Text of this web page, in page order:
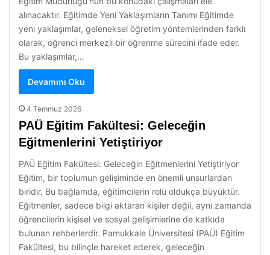
alınacaktır. Eğitimde Yeni Yaklaşımların Tanımı Eğitimde
yeni yaklaşımlar, geleneksel öğretim yöntemlerinden farklı
olarak, öğrenci merkezli bir öğrenme sürecini ifade eder.
Bu yaklaşımlar,…
Devamını Oku
4 Temmuz 2026
PAÜ Eğitim Fakültesi: Geleceğin
Eğitmenlerini Yetiştiriyor
PAÜ Eğitim Fakültesi: Geleceğin Eğitmenlerini Yetiştiriyor
Eğitim, bir toplumun gelişiminde en önemli unsurlardan
biridir. Bu bağlamda, eğitimcilerin rolü oldukça büyüktür.
Eğitmenler, sadece bilgi aktaran kişiler değil, aynı zamanda
öğrencilerin kişisel ve sosyal gelişimlerine de katkıda
bulunan rehberlerdir. Pamukkale Üniversitesi (PAÜ) Eğitim
Fakültesi, bu bilinçle hareket ederek, geleceğin